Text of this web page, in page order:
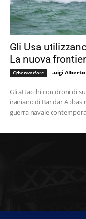
Gli Usa
La nuova
Cyberwarfare Luigi Alberto
Gli attacchi con droni di
iraniano di Bandar Abbas
guerra navale